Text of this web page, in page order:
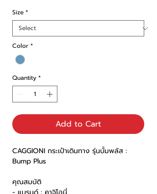
Size *
Color *
Quantity *
Add to Cart
CAGGIONI กระเป๋าเดินทาง รุ่นบั้มพลัส :
Bump Plus
คุณสมบัติ